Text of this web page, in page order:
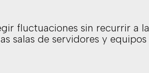
fluctuaciones sin recurrir a la
salas de servidores y equipos